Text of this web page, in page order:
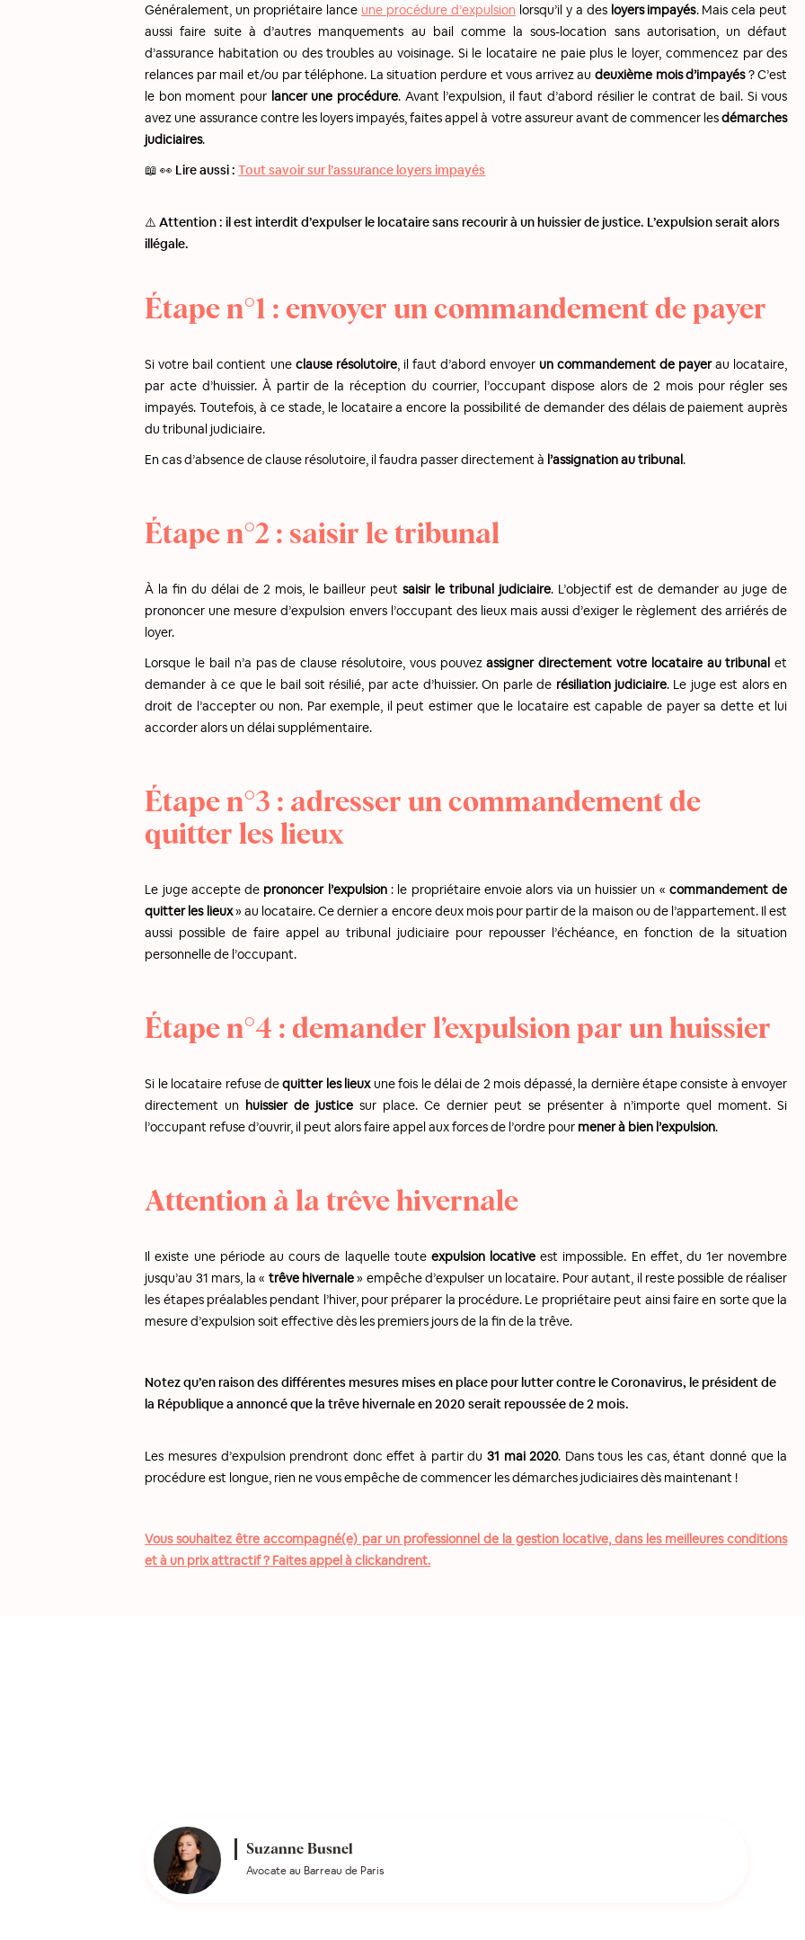
Généralement, un propriétaire lance une procédure d’expulsion lorsqu’il y a des loyers impayés. Mais cela peut
aussi faire suite à d’autres manquements au bail comme la sous-location sans autorisation, un défaut
d’assurance habitation ou des troubles au voisinage. Si le locataire ne paie plus le loyer, commencez par des
relances par mail et/ou par téléphone. La situation perdure et vous arrivez au deuxième mois d’impayés? C’est
le bon moment pour lancer une procédure. Avant l’expulsion, il faut d’abord résilier le contrat de bail. Si vous
avez une assurance contre les loyers impayés, faites appel à votre assureur avant de commencer lesdémarches
judiciaires.
📖 👀 Lire aussi :Tout savoir sur l’assurance loyers impayés
⚠️ Attention : il est interdit d’expulser le locataire sans recourir à un huissier de justice. L’expulsion serait alors
illégale.
Étape n°1 : envoyer un commandement de payer
Si votre bail contient une clause résolutoire, il faut d’abord envoyer un commandement de payerau locataire,
par acte d’huissier. À partir de la réception du courrier, l’occupant dispose alors de 2 mois pour régler ses
impayés. Toutefois, à ce stade, le locataire a encore la possibilité de demander des délais de paiement auprès
du tribunal judiciaire.
En cas d’absence de clause résolutoire, il faudra passer directement à l’assignation au tribunal.
Étape n°2 : saisir le tribunal
À la fin du délai de 2 mois, le bailleur peutsaisir le tribunal judiciaire. L’objectif est de demander au juge de
prononcer une mesure d’expulsion envers l’occupant des lieux mais aussi d’exiger le règlement des arriérés de
loyer.
Lorsque le bail n’a pas de clause résolutoire, vous pouvezassigner directement votre locataire au tribunal et
demander à ce que le bail soit résilié, par acte d’huissier. On parle de résiliation judiciaire. Le juge est alors en
droit de l’accepter ou non. Par exemple, il peut estimer que le locataire est capable de payer sa dette et lui
accorder alors un délai supplémentaire.
Étape n°3 : adresser un commandement de
quitter les lieux
Le juge accepte de prononcer l’expulsion: le propriétaire envoie alors via un huissier un « commandement de
quitter les lieux» au locataire. Ce dernier a encore deux mois pour partir de la maison ou de l’appartement. Il est
aussi possible de faire appel au tribunal judiciaire pour repousser l’échéance, en fonction de la situation
personnelle de l’occupant.
Étape n°4 : demander l’expulsion par un huissier
Si le locataire refuse dequitter les lieuxune fois le délai de 2 mois dépassé, la dernière étape consiste à envoyer
directement un huissier de justice sur place. Ce dernier peut se présenter à n’importe quel moment. Si
l’occupant refuse d’ouvrir, il peut alors faire appel aux forces de l’ordre pour mener à bien l’expulsion.
Attention à la trêve hivernale
Il existe une période au cours de laquelle toute expulsion locative est impossible. En effet, du 1er novembre
jusqu’au 31 mars, la « trêve hivernale» empêche d’expulser un locataire. Pour autant, il reste possible de réaliser
les étapes préalables pendant l’hiver, pour préparer la procédure. Le propriétaire peut ainsi faire en sorte que la
mesure d’expulsion soit effective dès les premiers jours de la fin de la trêve.
Notez qu’en raison des différentes mesures mises en place pour lutter contre le Coronavirus, le président de
la République a annoncé que la trêve hivernale en 2020 serait repoussée de 2 mois.
Les mesures d’expulsion prendront donc effet à partir du 31 mai 2020. Dans tous les cas, étant donné que la
procédure est longue, rien ne vous empêche de commencer les démarches judiciaires dès maintenant !
Vous souhaitez être accompagné(e) par un professionnel de la gestion locative, dans les meilleures conditions
et à un prix attractif ? Faites appel à clickandrent.
Suzanne Busnel
Avocate au Barreau de Paris